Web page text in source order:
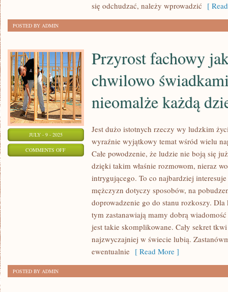
się odchudzać, należy wprowadzić [
POSTED BY ADMIN
JULY - 9 - 2025
COMMENTS OFFON
CHWILOWO
ŚWIADKAMI
NIEOMALŻE
KAŻDĄ
Przyrost fachowy
chwilowo
nieomalże każdą
Jest dużo istotnych rzeczy wy ludzkim
wyraźnie wyjątkowy temat wśród wielu
Całe powodzenie, że ludzie nie boją się
dzięki takim właśnie rozmowom, nieraz
intrygującego. To co najbardziej
mężczyzn dotyczy sposobów, na
doprowadzenie go do stanu rozkoszy.
tym zastanawiają mamy dobrą
jest takie skomplikowane. Cały sekret
najzwyczajniej w świecie lubią.
ewentualnie [ Read More ]
POSTED BY ADMIN